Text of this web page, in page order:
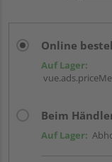
Online
Auf Lager:
Beim
Auf Lager: